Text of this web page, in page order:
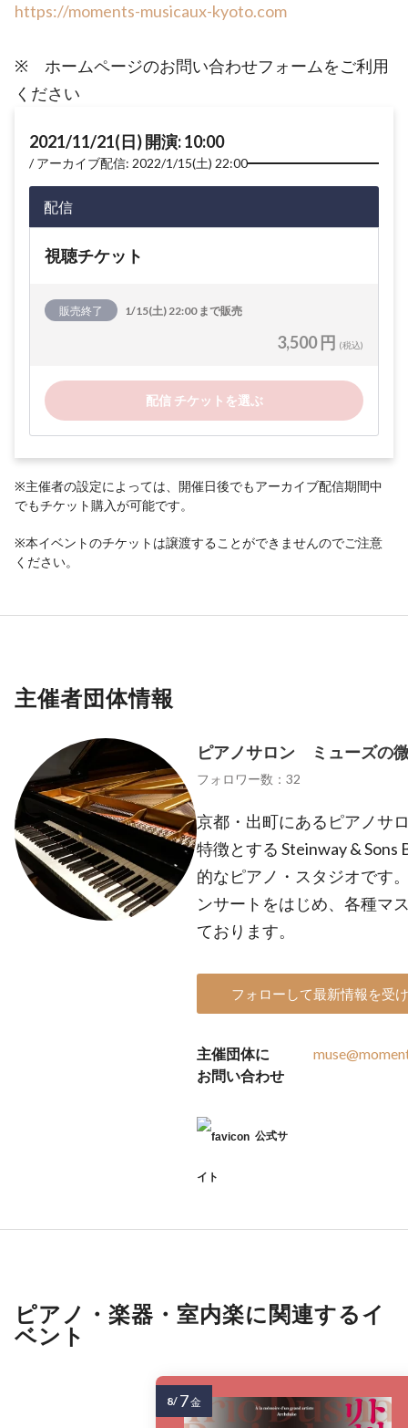
https://moments-musicaux-kyoto.com
※ ホームページのお問い合わせフォームをご利用
ください
2021/11/21(日) 開演: 10:00
アーカイブ配信: 2022/1/15(土) 22:00
配信
視聴チケット
販売終了 1/15(土) 22:00 まで販売
3,500 円 (税込)
配信 チケットを選ぶ
※主催者の設定によっては、開催日後でもアーカイブ配信期間中
でもチケット購入が可能です。
※本イベントのチケットは譲渡することができませんのでご注意
ください。
主催者団体情報
ピアノサロン ミューズの
フォロワー数：32
京都・出町にあるピアノサ
特徴とする Steinway &
的なピアノ・スタジオです
ンサートをはじめ、各種マ
ております。
フォローして最新情報を受
主催団体に
お問い合わせ
公式サ
イト
ピアノ・楽器・室内楽に関連するイ
ベント
8/ 7金